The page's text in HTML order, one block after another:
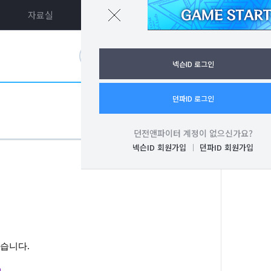
자료실 던파ON로그인
넥슨ID 로그인
던파ID 로그인
던전앤파이터 계정이 없으신가요?
넥슨ID 회원가입 던파ID 회원가입
니다.